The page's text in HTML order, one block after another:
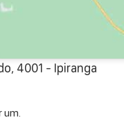
4001 - Ipiranga